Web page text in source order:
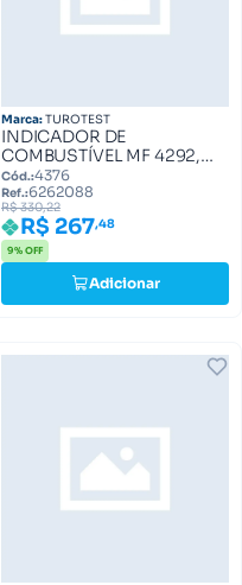
Marca:TUROTEST
INDICADOR DE
COMBUSTÍVEL MF 4292,
4297, 4299 6262088
Cód.:4376
Ref.:6262088
R$ 330,22
R$ 267,48
9% OFF
Adicionar